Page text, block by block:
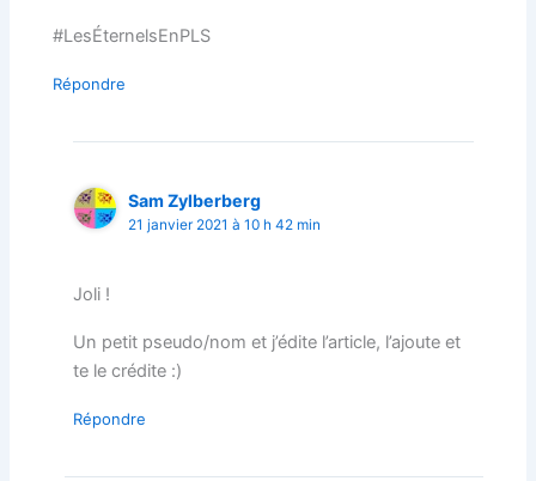
#LesÉternelsEnPLS
Répondre
Sam Zylberberg
21 janvier 2021 à 10 h 42 min
Joli !
Un petit pseudo/nom et j’édite l’article, l’ajoute et
te le crédite :)
Répondre